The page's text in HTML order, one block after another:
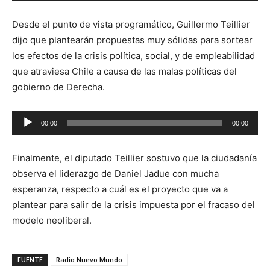
Desde el punto de vista programático, Guillermo Teillier
dijo que plantearán propuestas muy sólidas para sortear
los efectos de la crisis política, social, y de empleabilidad
que atraviesa Chile a causa de las malas políticas del
gobierno de Derecha.
Reproductor
de
00:00 00:00
Finalmente, el diputado Teillier sostuvo que la ciudadanía
observa el liderazgo de Daniel Jadue con mucha
esperanza, respecto a cuál es el proyecto que va a
plantear para salir de la crisis impuesta por el fracaso del
modelo neoliberal.
FUENTE Radio Nuevo Mundo